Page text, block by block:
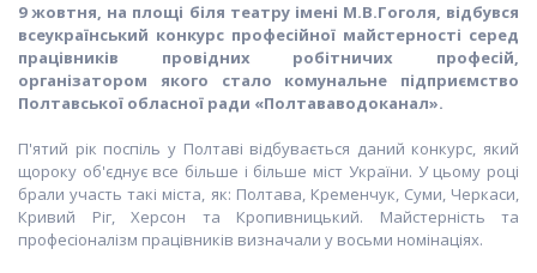
9 жовтня, на площі біля театру імені М.В.Гоголя, відбувся
всеукраїнський конкурс професійної майстерності серед
працівників провідних робітничих професій,
організатором якого стало комунальне підприємство
Полтавської обласної ради «Полтававодоканал».
П'ятий рік поспіль у Полтаві відбувається даний конкурс, який
щороку об'єднує все більше і більше міст України. У цьому році
брали участь такі міста, як: Полтава, Кременчук, Суми, Черкаси,
Кривий Ріг, Херсон та Кропивницький. Майстерність та
професіоналізм працівників визначали у восьми номінаціях.